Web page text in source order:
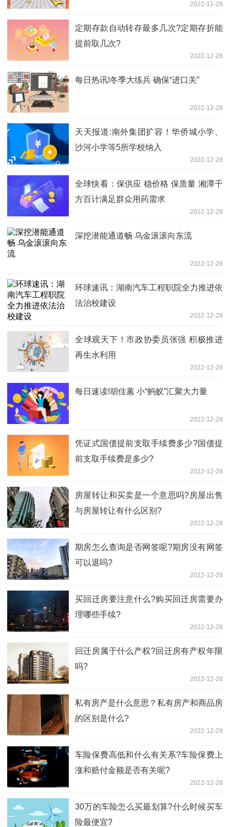
2022-12-28
定期存款自动转存最多几次?定期存折能
提前取几次?
2022-12-28
每日热讯!冬季大练兵 确保“进口关”
2022-12-28
天天报道:南外集团扩容！华侨城小学、
沙河小学等5所学校纳入
2022-12-28
全球快看：保供应 稳价格 保质量 湘潭千
方百计满足群众用药需求
2022-12-28
深挖潜能通道畅 乌金滚滚向东流
2022-12-28
环球速讯：湖南汽车工程职院全力推进依
法治校建设
2022-12-28
全球观天下！市政协委员张强 积极推进
再生水利用
2022-12-28
每日速读!胡佳蕙 小“蚂蚁”汇聚大力量
2022-12-28
凭证式国债提前支取手续费多少?国债提
前支取手续费是多少?
2022-12-28
房屋转让和买卖是一个意思吗?房屋出售
与房屋转让有什么区别?
2022-12-28
期房怎么查询是否网签呢?期房没有网签
可以退吗?
2022-12-28
买回迁房要注意什么?购买回迁房需要办
理哪些手续?
2022-12-28
回迁房属于什么产权?回迁房有产权年限
吗?
2022-12-28
私有房产是什么意思？私有房产和商品房
的区别是什么?
2022-12-28
车险保费高低和什么有关系?车险保费上
涨和赔付金额是否有关呢?
2022-12-28
30万的车险怎么买最划算?什么时候买车
险最便宜?